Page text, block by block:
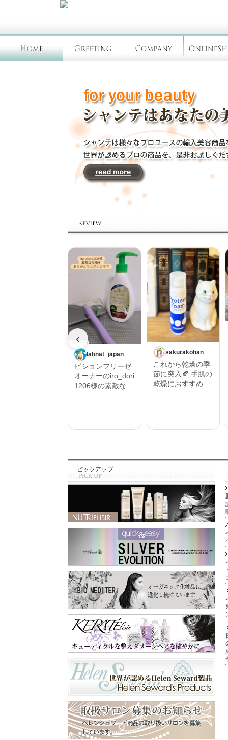
labnat_japan
ピションフリーゼ
オーナーのiro_dori
1206様の素敵な投
最近のお買い物⁡ ⁡🆕
商品✨⁡⁡ トリミング
の先生に⁡ ⁡お教え頂
いた⁡ ⁡シャンプー＆
スリッカー⁡ ⁡シャン
プーは⁡ ⁡@labnat_ja
pan さん😊⁡ ⁡スリッ
カーは⁡ ⁡@beards.ll
c さん😊⁡ ⁡シャンプ
ーは、オーガニッ
クで⁡ ⁡とても優しい
成分なのに⁡ ⁡トリー
トメントなくても⁡ ⁡
さらふわに仕上が
り、しかも⁡ ⁡汚れが
ひどくなかったら⁡ ⁡
一度洗いでも きち
んと落とせる⁡ ⁡優れ
もの✨⁡ ⁡わん子にも
飼い主にも負担を⁡ ⁡
軽減するシャンプ
ー😍⁡ ⁡スリッカー
は、軽く使いやす
くで⁡ ピン長めのタ
イプだから、頭用
♪⁡ ‎˖٭ .‎˖٭ .‎˖٭ .‎˖٭ .‎˖٭
.‎˖٭ .‎˖٭ .‎˖٭ .‎˖٭ .‎˖٭‎˖٭
.‎˖٭ .‎˖٭ .‎˖٭ .‎˖٭ .‎˖٭ .‎˖
٭ .‎˖٭ .‎˖٭ ありがと
sakurakohan
これから乾燥の季
節に突入🍂 手肌の
乾燥におすすめし
湿を与えるムース
と違って、泡のム
手につけると泡が
なくなって水々し
くてとても手がし
っとり艶々に🫶 そ
して爪もピカピカ
✨💅 手肌が痛む前
に守ってくれます
😉 これ一本で『保
護と保湿』の両方
が出来るので一年
中使えます😊 お顔
以外の乾燥が気に
なる所にも使えま
ペーパーを扱う業
務作業、指先を使
う細かい作業な
ど、手を使うあら
ゆる作業🖐️ 飲食店
や家庭での食器洗
い洗剤や消毒剤等
の刺激から手肌を
守ってくれます😊
美容師やトリマー
などよくシャンプ
ーをする手肌にも
おすすめ😌 嫌な臭
‹